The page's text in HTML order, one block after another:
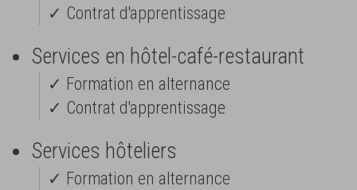
✓ Contrat d'apprentissage
Services en hôtel-café-restaurant
✓ Formation en alternance
✓ Contrat d'apprentissage
Services hôteliers
✓ Formation en alternance